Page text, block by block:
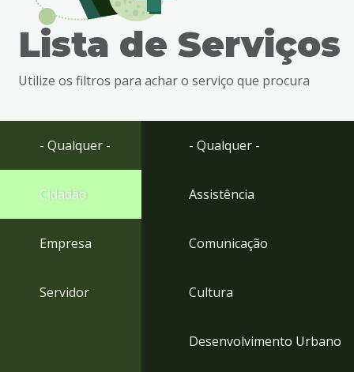
busca
Ir
rodapé
Lista de Serviços
Utilize os filtros para achar o serviço que procura
- Qualquer -
Cidadão
Empresa
Servidor
- Qualquer -
Assistência
Comunicação
Cultura
Desenvolvimento Urbano